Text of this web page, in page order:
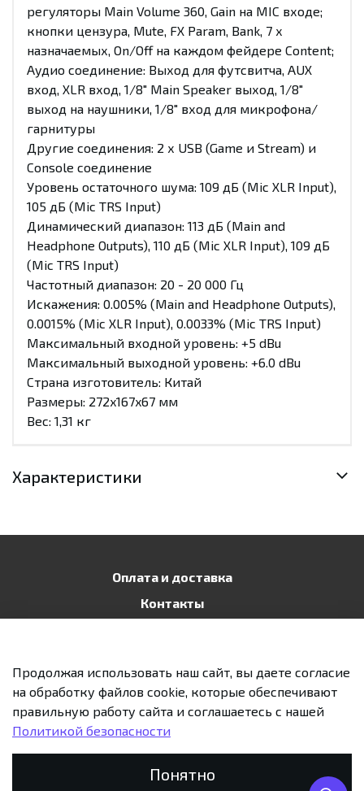
Предзаказ
регуляторы Main Volume 360, Gain на MIC входе;
кнопки цензура, Mute, FX Param, Bank, 7 х
назначаемых, On/Off на каждом фейдере Content;
Аудио соединение: Выход для футсвитча, AUX
вход, XLR вход, 1/8" Main Speaker выход, 1/8"
выход на наушники, 1/8" вход для микрофона/
гарнитуры
Другие соединения: 2 х USB (Game и Stream) и
Console соединение
Уровень остаточного шума: 109 дБ (Mic XLR Input),
105 дБ (Mic TRS Input)
Динамический диапазон: 113 дБ (Main and
Headphone Outputs), 110 дБ (Mic XLR Input), 109 дБ
(Mic TRS Input)
Частотный диапазон: 20 - 20 000 Гц
Искажения: 0.005% (Main and Headphone Outputs),
0.0015% (Mic XLR Input), 0.0033% (Mic TRS Input)
Максимальный входной уровень: +5 dBu
Максимальный выходной уровень: +6.0 dBu
Страна изготовитель: Китай
Размеры: 272x167x67 мм
Вес: 1,31 кг
Характеристики
Оплата и доставка
Контакты
Возврат и обмен
Продолжая использовать наш сайт, вы даете согласие
на обработку файлов cookie, которые обеспечивают
правильную работу сайта и соглашаетесь с нашей
Политикой безопасности
Понятно